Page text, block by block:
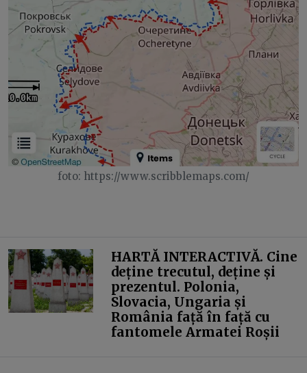
foto: https://www.scribblemaps.com/
HARTĂ INTERACTIVĂ. Cine
deține trecutul, deține și
prezentul. Polonia,
Slovacia, Ungaria și
România față în față cu
fantomele Armatei Roșii